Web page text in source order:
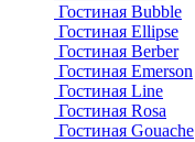
Гостиная Bubble
Гостиная Ellipse
Гостиная Berber
Гостиная Emerson
Гостиная Line
Гостиная Rosa
Гостиная Gouache